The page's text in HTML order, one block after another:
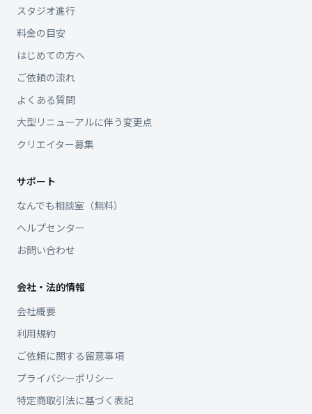
スタジオ進行
料金の目安
はじめての方へ
ご依頼の流れ
よくある質問
大型リニューアルに伴う変更点
クリエイター募集
サポート
なんでも相談室（無料）
ヘルプセンター
お問い合わせ
会社・法的情報
会社概要
利用規約
ご依頼に関する留意事項
プライバシーポリシー
特定商取引法に基づく表記